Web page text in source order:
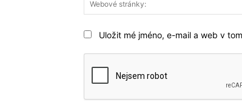
Uložit mé jméno, e-mail a web v